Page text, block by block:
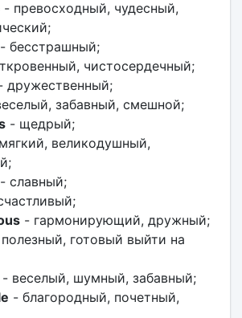
- превосходный, чудесный,
бесстрашный;
чистосердечный;
забавный, смешной;
- щедрый;
великодушный,
славный;
- гармонирующий, дружный;
готовый выйти на
веселый, шумный, забавный;
- благородный, почетный,